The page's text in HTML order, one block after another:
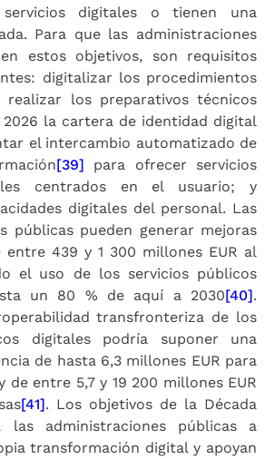
digitales o tienen una
Para que las administraciones
estos objetivos, son requisitos
digitalizar los procedimientos
realizar los preparativos técnicos
la cartera de identidad digital
el intercambio automatizado de
[39] para ofrecer servicios
centrados en el usuario; y
digitales del personal. Las
públicas pueden generar mejoras
entre 439 y 1 300 millones EUR al
el uso de los servicios públicos
un 80 % de aquí a 2030[40].
transfronteriza de los
digitales podría suponer una
de hasta 6,3 millones EUR para
de entre 5,7 y 19 200 millones EUR
[41]. Los objetivos de la Década
las administraciones públicas a
transformación digital y apoyan